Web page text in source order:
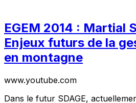
EGEM 2014 : Martial
Enjeux futurs de la
en montagne
www.youtube.com
Dans le futur SDAGE,